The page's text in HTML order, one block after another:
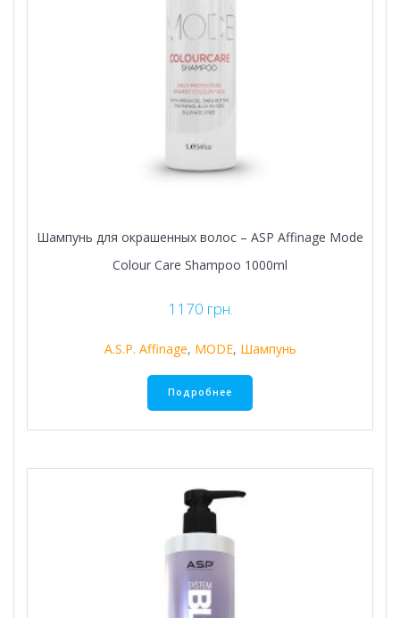
Шампунь для окрашенных волос – ASP Affinage Mode
Colour Care Shampoo 1000ml
1170 грн.
A.S.P. Affinage, MODE, Шампунь
Подробнее